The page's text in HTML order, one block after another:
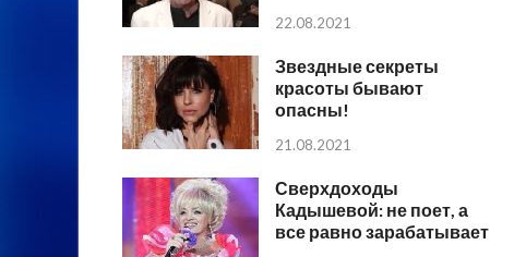
22.08.2021
Звездные секреты
красоты бывают
опасны!
21.08.2021
Сверхдоходы
Кадышевой: не поет, а
все равно зарабатывает